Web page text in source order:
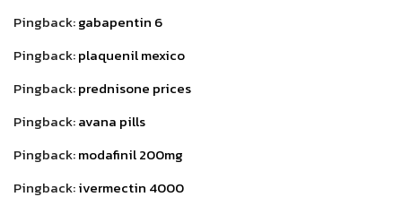
Pingback:gabapentin 6
Pingback:plaquenil mexico
Pingback:prednisone prices
Pingback:avana pills
Pingback:modafinil 200mg
Pingback:ivermectin 4000